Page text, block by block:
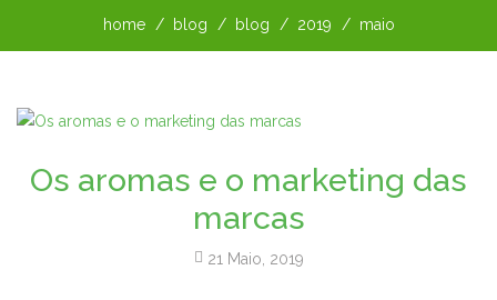
home blog blog 2019 maio
Os aromas e o marketing das
marcas
21 Maio, 2019